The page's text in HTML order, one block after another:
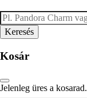
Kosár
Jelenleg üres a kosarad.